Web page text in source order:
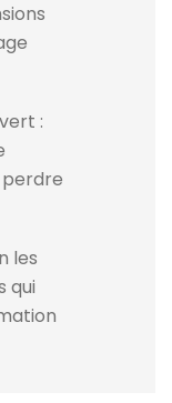
:
perdre
les
qui